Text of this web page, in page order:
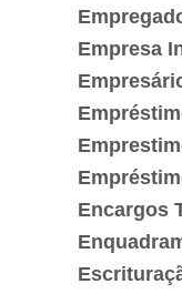
Empresa
Encargos